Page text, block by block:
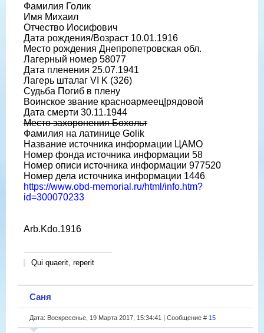
Фамилия Голик
Имя Михаил
Отчество Иосифович
Дата рождения/Возраст 10.01.1916
Место рождения Днепропетровская обл.
Лагерный номер 58077
Дата пленения 25.07.1941
Лагерь шталаг VI K (326)
Судьба Погиб в плену
Воинское звание красноармеец|рядовой
Дата смерти 30.11.1944
Место захоронения Бохольт
Фамилия на латинице Golik
Название источника информации ЦАМО
Номер фонда источника информации 58
Номер описи источника информации 977520
Номер дела источника информации 1446
https://www.obd-memorial.ru/html/info.htm?
id=300070233
Arb.Kdo.1916
Qui quaerit, reperit
Саня
Дата: Воскресенье, 19 Марта 2017, 15:34:41 | Сообщение # 15